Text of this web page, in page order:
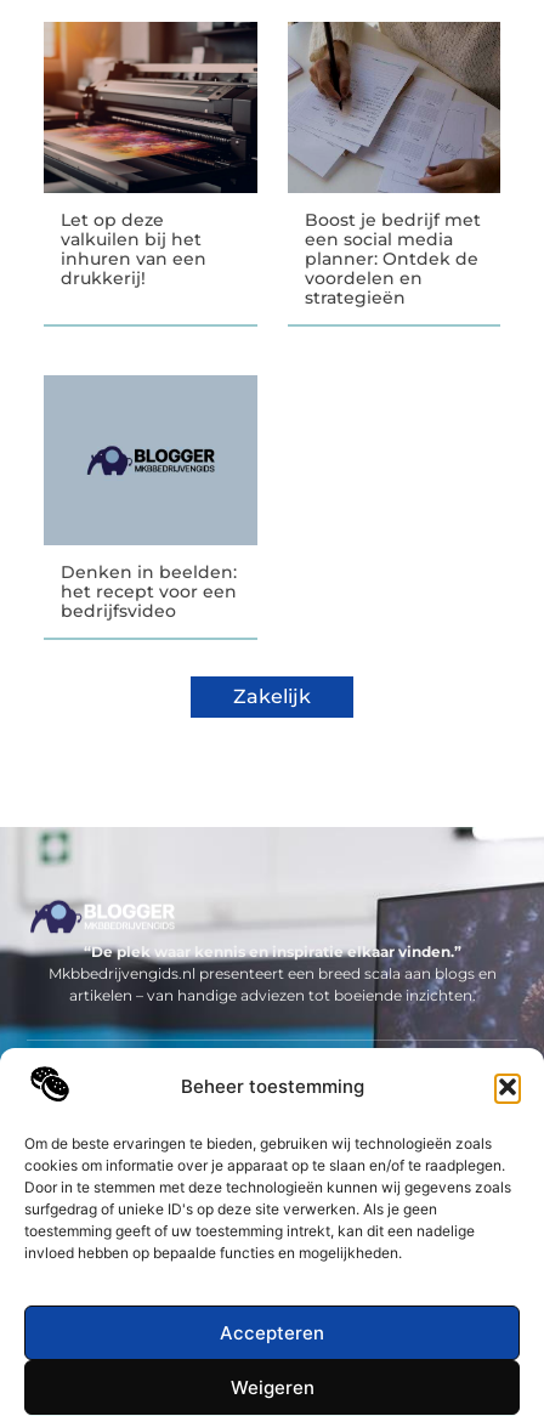
Beheer toestemming
Om de beste ervaringen te bieden, gebruiken wij technologieën zoals
cookies om informatie over je apparaat op te slaan en/of te raadplegen.
Door in te stemmen met deze technologieën kunnen wij gegevens zoals
surfgedrag of unieke ID's op deze site verwerken. Als je geen
toestemming geeft of uw toestemming intrekt, kan dit een nadelige
invloed hebben op bepaalde functies en mogelijkheden.
Accepteren
Weigeren
Top
Let op deze
valkuilen bij het
inhuren van een
drukkerij!
Boost je bedrijf met
een social media
planner: Ontdek de
voordelen en
strategieën
Denken in beelden:
het recept voor een
bedrijfsvideo
Zakelijk
“De plek waar kennis en inspiratie elkaar vinden.”
Mkbbedrijvengids.nl presenteert een breed scala aan blogs en
artikelen – van handige adviezen tot boeiende inzichten.
De best gelezen stukken op een rij
Een dag uit het leven van een systeembeheerder
Voor elk evenement een tent
Bericht categorie
Neem contact met ons op